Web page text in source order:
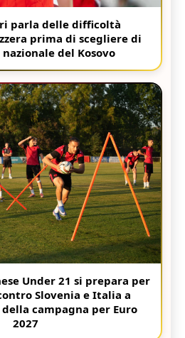
parla delle difficoltà
prima di scegliere di
del Kosovo
Under 21 si prepara per
Slovenia e Italia a
campagna per Euro
2027